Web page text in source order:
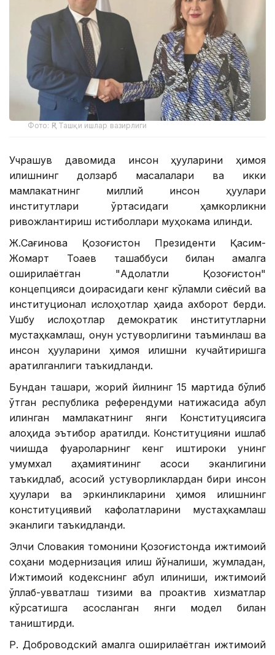
Фото: ҚР Ташқи ишлар вазирлиги
Учрашув давомида инсон ҳуқуқларини ҳимоя
қилишнинг долзарб масалалари ва икки
мамлакатнинг миллий инсон ҳуқуқлари
институтлари ўртасидаги ҳамкорликни
ривожлантириш истиқболлари муҳокама қилинди.
Ж.Сағинова Қозоғистон Президенти Қасим-
Жомарт Тоқаев ташаббуси билан амалга
оширилаётган "Адолатли Қозоғистон"
концепцияси доирасидаги кенг кўламли сиёсий ва
институционал ислоҳотлар ҳақида ахборот берди.
Ушбу ислоҳотлар демократик институтларни
мустаҳкамлаш, қонун устуворлигини таъминлаш ва
инсон ҳуқуқларини ҳимоя қилишни кучайтиришга
қаратилганлиги таъкидланди.
Бундан ташқари, жорий йилнинг 15 мартида бўлиб
ўтган республика референдуми натижасида қабул
қилинган мамлакатнинг янги Конституциясига
алоҳида эътибор қаратилди. Конституцияни ишлаб
чиқишда фуқароларнинг кенг иштироки унинг
умумхалқ аҳамиятининг асоси эканлигини
таъкидлаб, асосий устуворликлардан бири инсон
ҳуқуқлари ва эркинликларини ҳимоя қилишнинг
конституциявий кафолатларини мустаҳкамлаш
эканлиги таъкидланди.
Элчи Словакия томонини Қозоғистонда ижтимоий
соҳани модернизация қилиш йўналиши, жумладан,
Ижтимоий кодекснинг қабул қилиниши, ижтимоий
қўллаб-қувватлаш тизими ва проактив хизматлар
кўрсатишга асосланган янги модел билан
таништирди.
Р. Доброводский амалга оширилаётган ижтимоий